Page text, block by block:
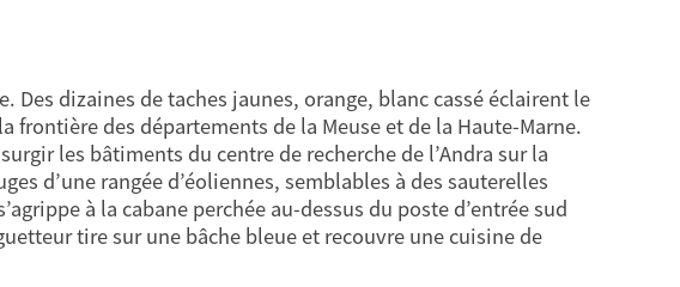
dizaines de taches jaunes, orange, blanc cassé éclairent le
frontière des départements de la Meuse et de la Haute-Marne.
les bâtiments du centre de recherche de l’Andra sur la
d’une rangée d’éoliennes, semblables à des sauterelles
à la cabane perchée au-dessus du poste d’entrée sud
tire sur une bâche bleue et recouvre une cuisine de